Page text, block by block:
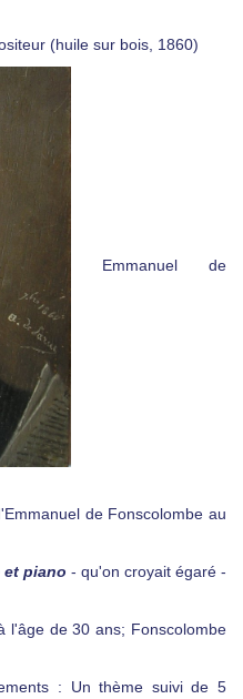
(huile sur bois, 1860)
Emmanuel de
de Fonscolombe au
et piano - qu'on croyait égaré -
l'âge de 30 ans; Fonscolombe
: Un thème suivi de 5